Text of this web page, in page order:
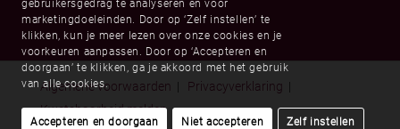
Algemene voorwaarden | Privacyverklaring |
Kwetsbaarheid melden
gebruikersgedrag te analyseren en voor
marketingdoeleinden. Door op ‘Zelf instellen’ te
klikken, kun je meer lezen over onze cookies en je
voorkeuren aanpassen. Door op ‘Accepteren en
doorgaan’ te klikken, ga je akkoord met het gebruik
van alle cookies.
Accepteren en doorgaan Niet accepteren Zelf instellen